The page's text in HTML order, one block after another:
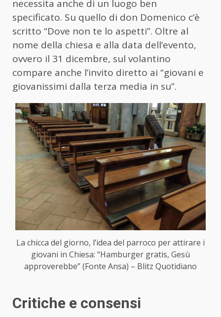
necessita anche di un luogo ben
specificato. Su quello di don Domenico c’è
scritto “Dove non te lo aspetti”. Oltre al
nome della chiesa e alla data dell’evento,
ovvero il 31 dicembre, sul volantino
compare anche l’invito diretto ai “giovani e
giovanissimi dalla terza media in su”.
La chicca del giorno, l’idea del parroco per attirare i
giovani in Chiesa: “Hamburger gratis, Gesù
approverebbe” (Fonte Ansa) – Blitz Quotidiano
Critiche e consensi